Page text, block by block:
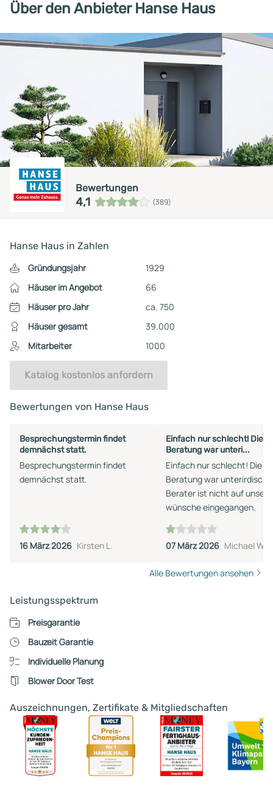
Über den Anbieter Hanse Haus
Bewertungen
4,1 (389)
Hanse Haus in Zahlen
Gründungsjahr
1929
Häuser im Angebot
66
Häuser pro Jahr
ca. 750
Häuser gesamt
39.000
Mitarbeiter
1000
Katalog kostenlos anfordern
Bewertungen von Hanse Haus
Besprechungstermin findet
demnächst statt.
Besprechungstermin findet
demnächst statt.
16 März 2026 Kirsten L.
Einfach nur schlecht! Die
Beratung war unteri...
Einfach nur schlecht! Die
Beratung war
Berater ist nicht auf unsere
wünsche eingegangen.
07 März 2026 Michael W.
Alle Bewertungen ansehen
Leistungsspektrum
Preisgarantie
Bauzeit Garantie
Individuelle Planung
Blower Door Test
Auszeichnungen, Zertifikate & Mitgliedschaften